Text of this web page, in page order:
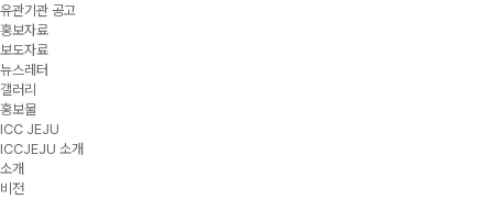
유관기관 공고
홍보자료
보도자료
뉴스레터
갤러리
홍보물
ICC JEJU
ICCJEJU 소개
소개
비전